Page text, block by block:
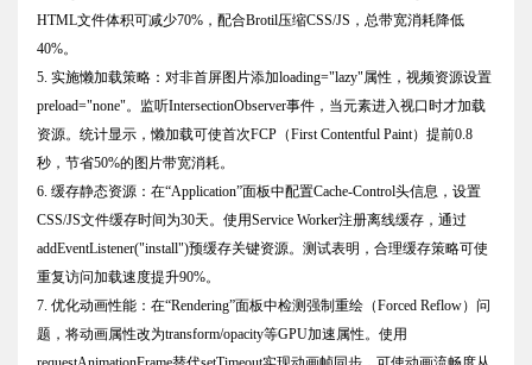
HTML文件体积可减少70%，配合Brotil压缩CSS/JS，总带宽消耗降低
40%。
5. 实施懒加载策略：对非首屏图片添加loading="lazy"属性，视频资源设置
preload="none"。监听IntersectionObserver事件，当元素进入视口时才加载
资源。统计显示，懒加载可使首次FCP（First Contentful Paint）提前0.8
秒，节省50%的图片带宽消耗。
6. 缓存静态资源：在“Application”面板中配置Cache-Control头信息，设置
CSS/JS文件缓存时间为30天。使用Service Worker注册离线缓存，通过
addEventListener("install")预缓存关键资源。测试表明，合理缓存策略可使
重复访问加载速度提升90%。
7. 优化动画性能：在“Rendering”面板中检测强制重绘（Forced Reflow）问
题，将动画属性改为transform/opacity等GPU加速属性。使用